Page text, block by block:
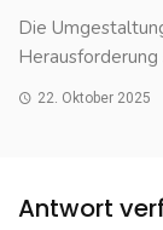
Die
Herausforderung
22. Oktober 2025
Antwort